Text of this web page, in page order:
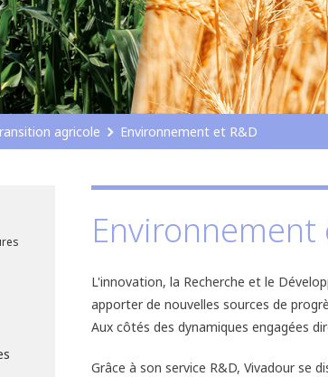
agricole Environnement et R&D
Environnement
L'innovation, la Recherche et le
apporter de nouvelles sources de
Aux côtés des dynamiques engagées
Grâce à son service R&D, Vivadour se